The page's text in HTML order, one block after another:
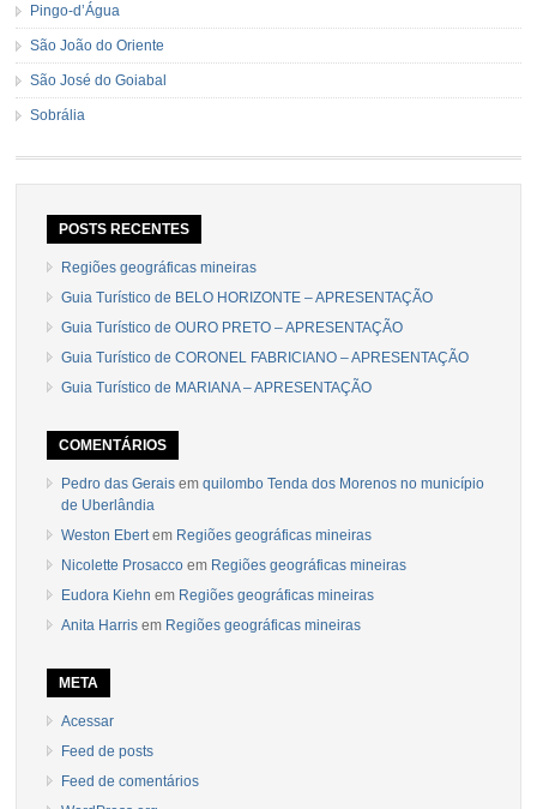
Pingo-d’Água
São João do Oriente
São José do Goiabal
Sobrália
POSTS RECENTES
Regiões geográficas mineiras
Guia Turístico de BELO HORIZONTE – APRESENTAÇÃO
Guia Turístico de OURO PRETO – APRESENTAÇÃO
Guia Turístico de CORONEL FABRICIANO – APRESENTAÇÃO
Guia Turístico de MARIANA – APRESENTAÇÃO
COMENTÁRIOS
Pedro das Gerais emquilombo Tenda dos Morenos no município
de Uberlândia
Weston Ebert em Regiões geográficas mineiras
Nicolette Prosacco em Regiões geográficas mineiras
Eudora Kiehn em Regiões geográficas mineiras
Anita Harris em Regiões geográficas mineiras
META
Acessar
Feed de posts
Feed de comentários